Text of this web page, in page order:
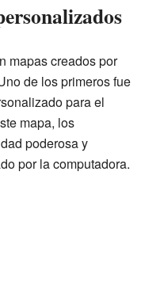
mapas creados por
de los primeros fue
para el
mapa, los
poderosa y
por la computadora.